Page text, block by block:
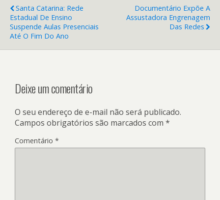
Santa Catarina: Rede
Estadual De Ensino
Suspende Aulas Presenciais
Até O Fim Do Ano
Documentário Expõe A
Assustadora Engrenagem
Das Redes
Deixe um comentário
O seu endereço de e-mail não será publicado.
Campos obrigatórios são marcados com *
Comentário *